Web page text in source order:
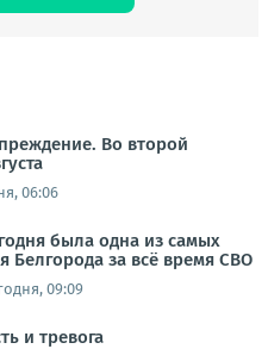
Во второй
06:06
была одна из самых
Белгорода за всё время СВО
09:09
и тревога